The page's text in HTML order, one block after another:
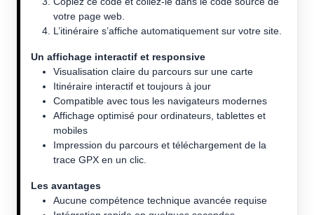
votre page web.
L’itinéraire s’affiche automatiquement sur votre site.
Un affichage interactif et responsive
Visualisation claire du parcours sur une carte
Itinéraire interactif et toujours à jour
Compatible avec tous les navigateurs modernes
Affichage optimisé pour ordinateurs, tablettes et
mobiles
Impression du parcours et téléchargement de la
trace GPX en un clic.
Les avantages
Aucune compétence technique avancée requise